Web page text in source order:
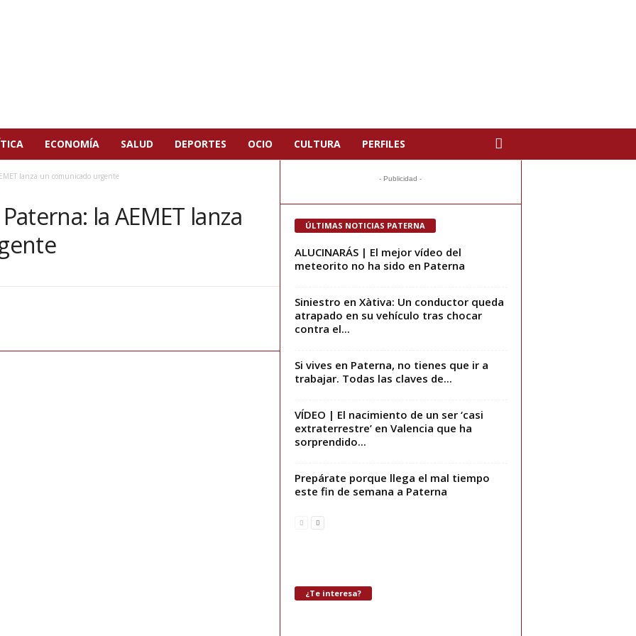
ECONOMÍA SALUD DEPORTES OCIO CULTURA PERFILES
lanza un comunicado urgente
la AEMET lanza
- Publicidad -
ÚLTIMAS NOTICIAS PATERNA
ALUCINARÁS | El mejor vídeo del
meteorito no ha sido en Paterna
Siniestro en Xàtiva: Un conductor queda
atrapado en su vehículo tras chocar
contra el...
Si vives en Paterna, no tienes que ir a
trabajar. Todas las claves de...
VÍDEO | El nacimiento de un ser ‘casi
extraterrestre’ en Valencia que ha
sorprendido...
Prepárate porque llega el mal tiempo
este fin de semana a Paterna
¿Te interesa?